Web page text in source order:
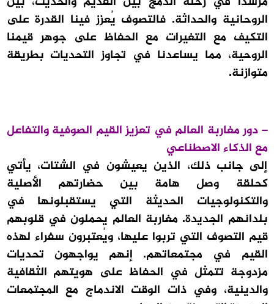
الروحانية والحداثة. فالتصوف يُعزز فينا القدرة على
التكيف مع التغيرات مع الحفاظ على جوهر قيمنا
الروحية، مما يساعدنا في تجاوز التحديات بطريقة
متوازنة.
– دور مغاربة العالم في تعزيز القيم الصوفية والتفاعل
مع الذكاء الاصطناعي
إلى جانب ذلك، الذين يعيشون في الشتات، يأتي
كحلقة وصل هامة بين حضارتهم الأصلية
والتكنولوجيات الحديثة التي يستقبلونها في
بلدانهم الجديدة. مغاربة العالم يحملون في قلوبهم
قيم التصوف التي تربوا عليها، ويُعتبرون سفراء لهذه
القيم في مجتمعاتهم. إنهم يواجهون تحديات
مزدوجة تتمثل في الحفاظ على هويتهم الثقافية
والدينية، وفي ذات الوقت الاندماج مع المجتمعات